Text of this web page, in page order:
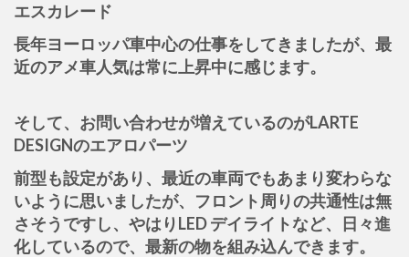
エスカレード
長年ヨーロッパ車中心の仕事をしてきましたが、最
近のアメ車人気は常に上昇中に感じます。
そして、お問い合わせが増えているのがLARTE
DESIGNのエアロパーツ
前型も設定があり、最近の車両でもあまり変わらな
いように思いましたが、フロント周りの共通性は無
さそうですし、やはりLED デイライトなど、日々進
化しているので、最新の物を組み込んできます。